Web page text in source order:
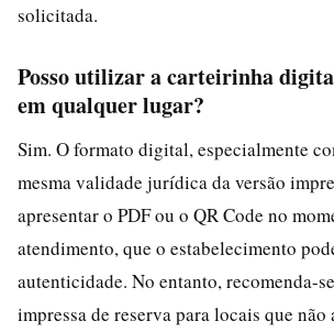
solicitada.
Posso utilizar a carteirinha
em qualquer lugar?
Sim. O formato digital, especialmente
mesma validade jurídica da versão
apresentar o PDF ou o QR Code no
atendimento, que o estabelecimento
autenticidade. No entanto, recomenda-
impressa de reserva para locais que não